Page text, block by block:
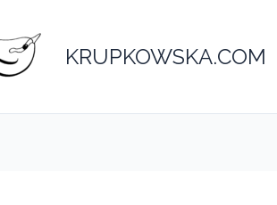
KRUPKOWSKA.COM